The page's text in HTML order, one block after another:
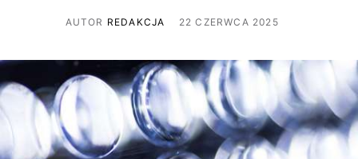
AUTOR REDAKCJA 22 CZERWCA 2025